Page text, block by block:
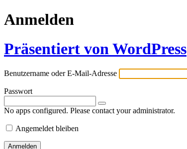
Anmelden
Präsentiert von WordPress
Benutzername oder E-Mail-Adresse
Passwort
No apps configured. Please contact your administrator.
Angemeldet bleiben